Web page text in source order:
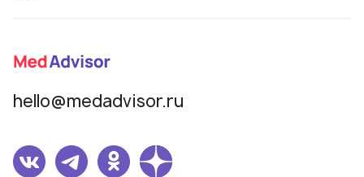
hello@medadvisor.ru